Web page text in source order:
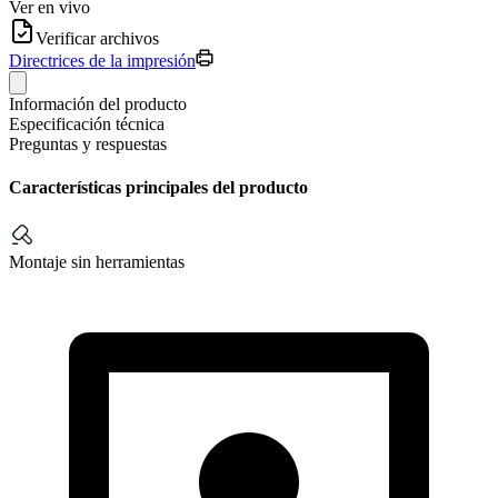
Ver en vivo
Verificar archivos
Directrices de la impresión
Información del producto
Especificación técnica
Preguntas y respuestas
Características principales del producto
Montaje sin herramientas